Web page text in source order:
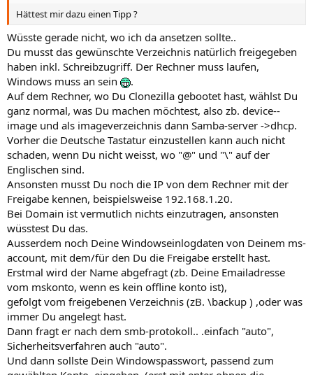
Hättest mir dazu einen Tipp ?
Wüsste gerade nicht, wo ich da ansetzen sollte..
Du musst das gewünschte Verzeichnis natürlich freigegeben
haben inkl. Schreibzugriff. Der Rechner muss laufen,
Windows muss an sein
.
Auf dem Rechner, wo Du Clonezilla gebootet hast, wählst Du
ganz normal, was Du machen möchtest, also zb. device--
image und als imageverzeichnis dann Samba-server ->dhcp.
Vorher die Deutsche Tastatur einzustellen kann auch nicht
schaden, wenn Du nicht weisst, wo "@" und "\" auf der
Englischen sind.
Ansonsten musst Du noch die IP von dem Rechner mit der
Freigabe kennen, beispielsweise 192.168.1.20.
Bei Domain ist vermutlich nichts einzutragen, ansonsten
wüsstest Du das.
Ausserdem noch Deine Windowseinlogdaten von Deinem ms-
account, mit dem/für den Du die Freigabe erstellt hast.
Erstmal wird der Name abgefragt (zb. Deine Emailadresse
vom mskonto, wenn es kein offline konto ist),
gefolgt vom freigebenen Verzeichnis (zB. \backup ) ,oder was
immer Du angelegt hast.
Dann fragt er nach dem smb-protokoll.. .einfach "auto",
Sicherheitsverfahren auch "auto".
Und dann sollste Dein Windowspasswort, passend zum